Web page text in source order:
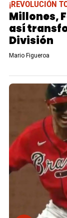
¡REVOLUCIÓN
Millones,
así
División
Mario Figueroa